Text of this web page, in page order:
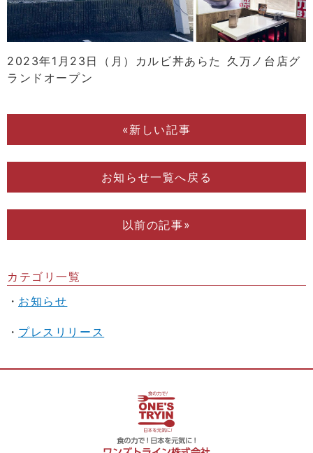
2023年1月23日（月）カルビ丼あらた 久万ノ台店グ
ランドオープン
«新しい記事
お知らせ一覧へ戻る
以前の記事»
カテゴリ一覧
お知らせ
プレスリリース